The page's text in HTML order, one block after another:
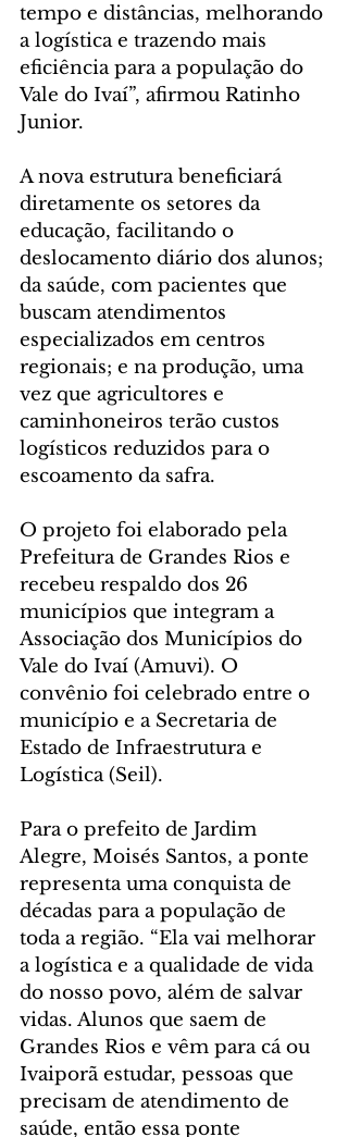
tempo e distâncias, melhorando
a logística e trazendo mais
eficiência para a população do
Vale do Ivaí”, afirmou Ratinho
Junior.
A nova estrutura beneficiará
diretamente os setores da
educação, facilitando o
deslocamento diário dos alunos;
da saúde, com pacientes que
buscam atendimentos
especializados em centros
regionais; e na produção, uma
vez que agricultores e
caminhoneiros terão custos
logísticos reduzidos para o
escoamento da safra.
O projeto foi elaborado pela
Prefeitura de Grandes Rios e
recebeu respaldo dos 26
municípios que integram a
Associação dos Municípios do
Vale do Ivaí (Amuvi). O
convênio foi celebrado entre o
município e a Secretaria de
Estado de Infraestrutura e
Logística (Seil).
Para o prefeito de Jardim
Alegre, Moisés Santos, a ponte
representa uma conquista de
décadas para a população de
toda a região. “Ela vai melhorar
a logística e a qualidade de vida
do nosso povo, além de salvar
vidas. Alunos que saem de
Grandes Rios e vêm para cá ou
Ivaiporã estudar, pessoas que
precisam de atendimento de
saúde, então essa ponte